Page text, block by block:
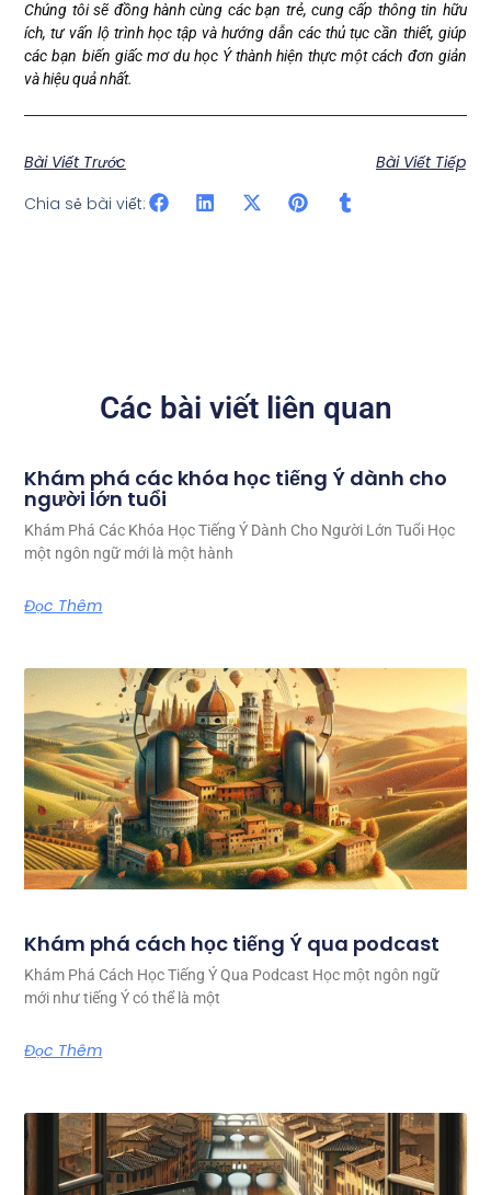
Chúng tôi sẽ đồng hành cùng các bạn trẻ, cung cấp thông tin hữu
ích, tư vấn lộ trình học tập và hướng dẫn các thủ tục cần thiết, giúp
các bạn biến giấc mơ du học Ý thành hiện thực một cách đơn giản
và hiệu quả nhất.
Bài Viết Trước
Bài Viết Tiếp
Chia sẻ bài viết:
Các bài viết liên quan
Khám phá các khóa học tiếng Ý dành cho
người lớn tuổi
Khám Phá Các Khóa Học Tiếng Ý Dành Cho Người Lớn Tuổi Học
một ngôn ngữ mới là một hành
Đọc Thêm
Khám phá cách học tiếng Ý qua podcast
Khám Phá Cách Học Tiếng Ý Qua Podcast Học một ngôn ngữ
mới như tiếng Ý có thể là một
Đọc Thêm